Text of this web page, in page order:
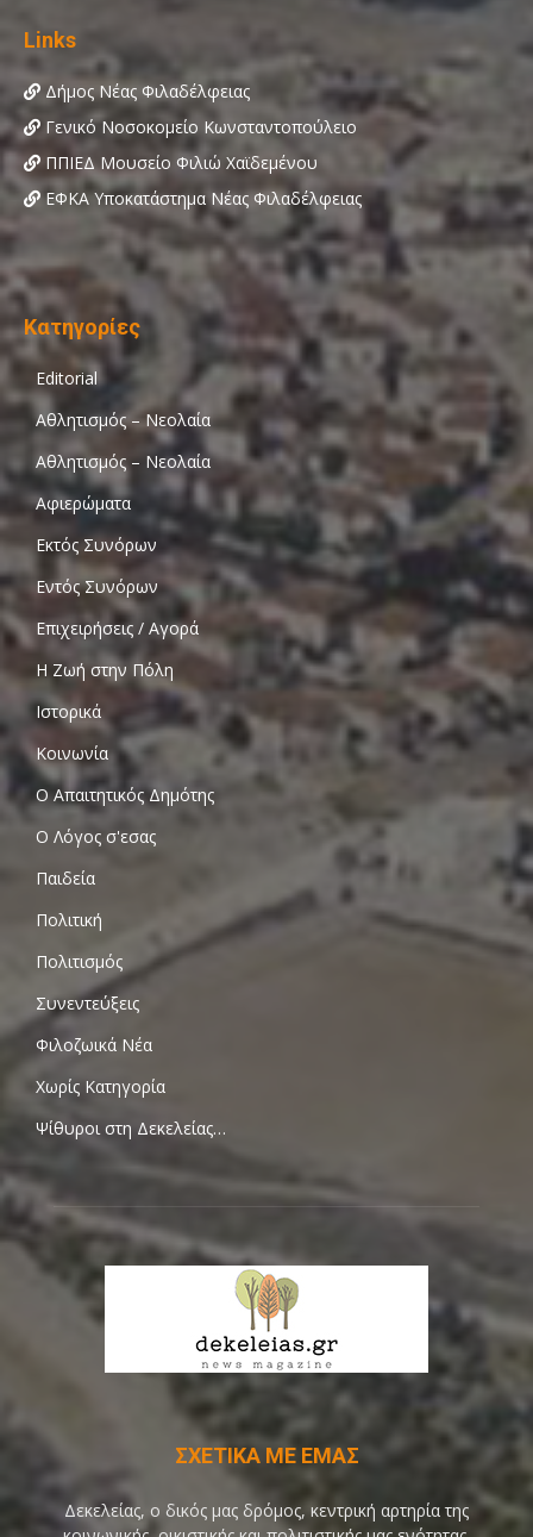
Links
Δήμος Νέας Φιλαδέλφειας
Γενικό Νοσοκομείο Κωνσταντοπούλειο
ΠΠΙΕΔ Μουσείο Φιλιώ Χαϊδεμένου
ΕΦΚΑ Υποκατάστημα Νέας Φιλαδέλφειας
Κατηγορίες
Editorial
Αθλητισμός – Νεολαία
Αθλητισμός – Νεολαία
Αφιερώματα
Εκτός Συνόρων
Εντός Συνόρων
Επιχειρήσεις / Αγορά
Η Ζωή στην Πόλη
Ιστορικά
Κοινωνία
Ο Απαιτητικός Δημότης
Ο Λόγος σ'εσας
Παιδεία
Πολιτική
Πολιτισμός
Συνεντεύξεις
Φιλοζωικά Νέα
Χωρίς Κατηγορία
Ψίθυροι στη Δεκελείας…
ΣΧΕΤΙΚΑ ΜΕ ΕΜΑΣ
Δεκελείας, ο δικός μας δρόμος, κεντρική αρτηρία της